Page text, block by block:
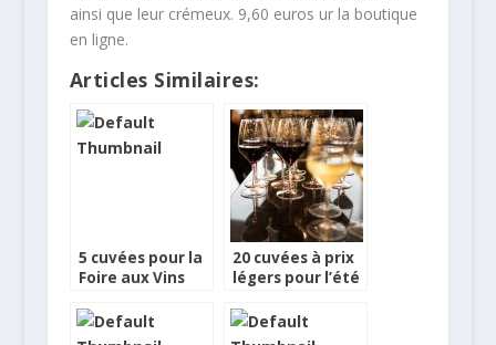
ainsi que leur crémeux. 9,60 euros ur la boutique
en ligne.
Articles Similaires:
5 cuvées pour la
Foire aux Vins
20 cuvées à prix
légers pour l’été